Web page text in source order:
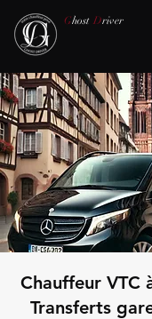
Ghost Driver
Chauffeur VTC
Transferts